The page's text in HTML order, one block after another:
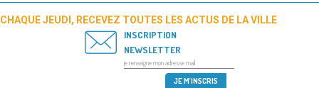
CHAQUE JEUDI, RECEVEZ TOUTES LES ACTUS DE LA VILLE
INSCRIPTION
NEWSLETTER